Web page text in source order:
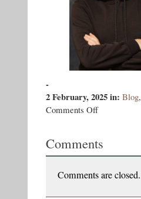
-
2 February, 2025in: Blog,
Comments Offon
după
Comments
Comments are closed.